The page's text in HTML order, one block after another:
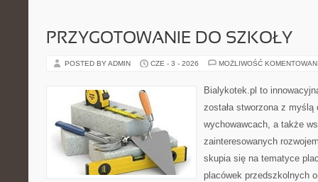
PRZYGOTOWANIE DO SZKOŁY
POSTED BY ADMIN CZE - 3 - 2026 MOŻLIWOŚĆ
Bialykotek.pl to
została stworzona z myślą
wychowawcach, a także
zainteresowanych
skupia się na tematyce
placówek przedszkolnych